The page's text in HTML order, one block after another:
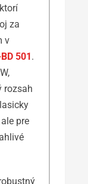
za
v
501.
rozsah
pre